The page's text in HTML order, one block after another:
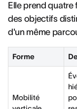
Elle prend
des objectifs
d'un même
Forme
Mobilité